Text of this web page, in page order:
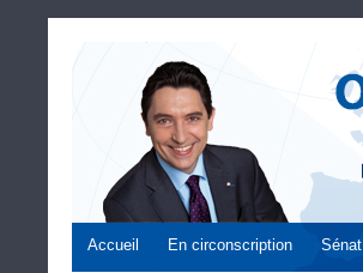
Accueil En circonscription Sénat